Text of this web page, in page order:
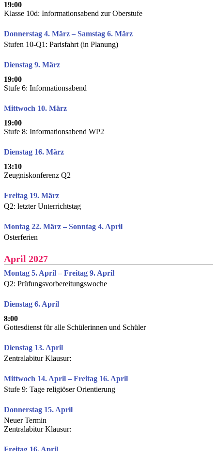
19:00
Klasse 10d: Informationsabend zur Oberstufe
Donnerstag 4. März – Samstag 6. März
Stufen 10-Q1: Parisfahrt (in Planung)
Dienstag 9. März
19:00
Stufe 6: Informationsabend
Mittwoch 10. März
19:00
Stufe 8: Informationsabend WP2
Dienstag 16. März
13:10
Zeugniskonferenz Q2
Freitag 19. März
Q2: letzter Unterrichtstag
Montag 22. März – Sonntag 4. April
Osterferien
April 2027
Montag 5. April – Freitag 9. April
Q2: Prüfungsvorbereitungswoche
Dienstag 6. April
8:00
Gottesdienst für alle Schülerinnen und Schüler
Dienstag 13. April
Zentralabitur Klausur:
Mittwoch 14. April – Freitag 16. April
Stufe 9: Tage religiöser Orientierung
Donnerstag 15. April
Neuer Termin
Zentralabitur Klausur:
Freitag 16. April